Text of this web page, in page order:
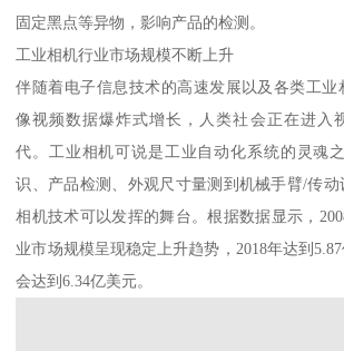
固定黑点等异物，影响产品的检测。
工业相机行业市场规模不断上升
伴随着电子信息技术的高速发展以及各类工业
像视频数据爆炸式增长，人类社会正在进入
代。工业相机可说是工业自动化系统的灵魂
识、产品检测、外观尺寸量测到机械手臂/传
相机技术可以发挥的舞台。根据数据显示，
业市场规模呈现稳定上升趋势，2018年达到
会达到6.34亿美元。